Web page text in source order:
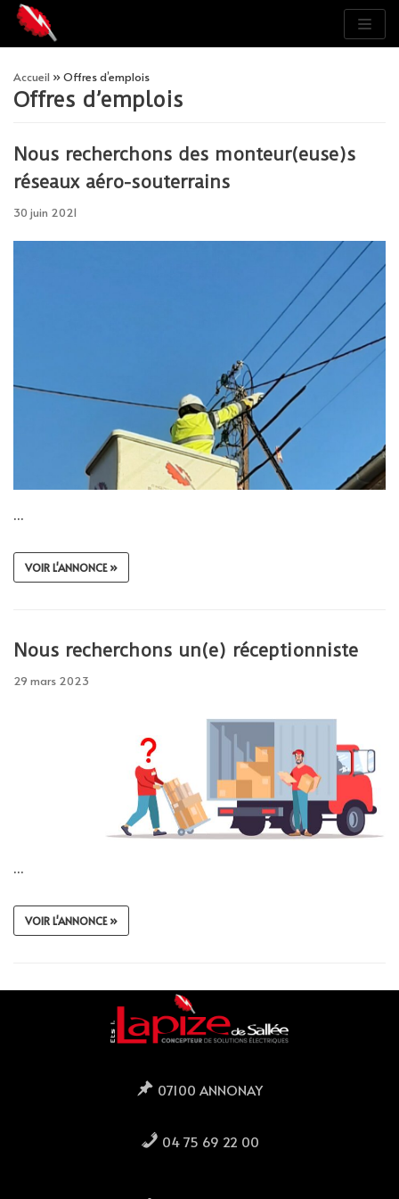
Aller
contenu
Accueil »Offres d’emplois
Offres d’emplois
Nous recherchons des monteur(euse)s
réseaux aéro-souterrains
30 juin 2021
…
VOIR L'ANNONCE »
Nous recherchons un(e) réceptionniste
29 mars 2023
…
VOIR L'ANNONCE »
07100 ANNONAY
04 75 69 22 00